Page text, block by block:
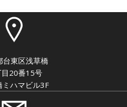
台東区浅草橋
20番15号
ミハマビル3F